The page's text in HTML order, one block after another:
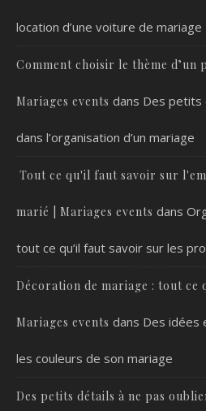
location d’une voiture de mariage
Comment choisir le thème d’un
Mariages events dans Des petits
dans l’organisation d’un mariage
Tout ce qu'il faut savoir sur
marié | Mariages events dans
tout ce qu’il faut savoir sur les
Décoration de mariage : tout ce
Mariages events dans Des idées
les couleurs de son mariage
Des petits détails à ne pas